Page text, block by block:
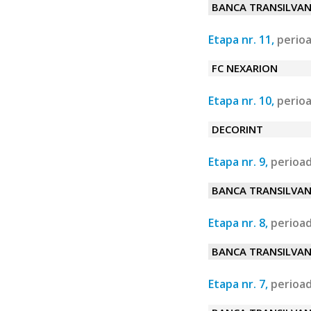
BANCA
Etapa nr. 11,
FC NEXARION
Etapa nr. 10,
DECORINT
Etapa nr. 9,
BANCA
Etapa nr. 8,
BANCA
Etapa nr. 7,